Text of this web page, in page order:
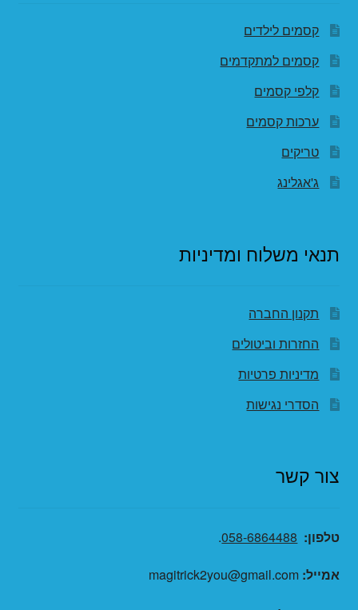
קסמים לילדים
קסמים למתקדמים
קלפי קסמים
ערכות קסמים
טריקים
ג'אגלינג
תנאי משלוח ומדיניות
תקנון החברה
החזרות וביטולים
מדיניות פרטיות
הסדרי נגישות
צור קשר
טלפון: 058-6864488
.
אמייל: